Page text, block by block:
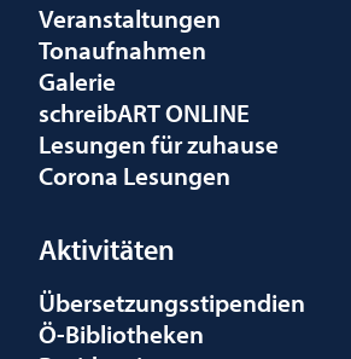
Veranstaltungen
Tonaufnahmen
Galerie
schreibART ONLINE
Lesungen für zuhause
Corona Lesungen
Aktivitäten
Übersetzungsstipendien
Ö-Bibliotheken